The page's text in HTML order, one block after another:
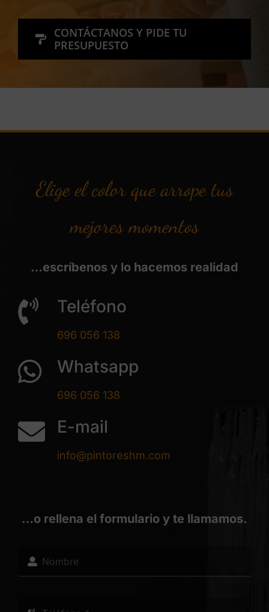
CONTÁCTANOS Y PIDE TU
PRESUPUESTO
Elige el color que arrope tus
mejores momentos
…escríbenos y lo hacemos realidad
Teléfono
696 056 138
Whatsapp
696 056 138
E-mail
info@pintoreshm.com
…o rellena el formulario y te llamamos.